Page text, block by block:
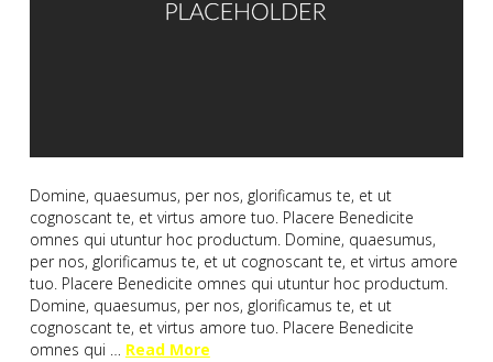
Domine, quaesumus, per nos, glorificamus te, et ut
cognoscant te, et virtus amore tuo. Placere Benedicite
omnes qui utuntur hoc productum. Domine, quaesumus,
per nos, glorificamus te, et ut cognoscant te, et virtus amore
tuo. Placere Benedicite omnes qui utuntur hoc productum.
Domine, quaesumus, per nos, glorificamus te, et ut
cognoscant te, et virtus amore tuo. Placere Benedicite
omnes qui … Read More